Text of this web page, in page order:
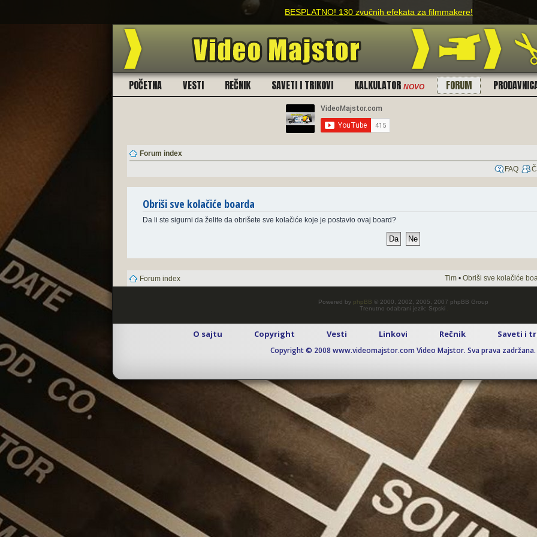
BESPLATNO! 130 zvučnih efekata za filmmakere!
POČETNA VESTI REČNIK SAVETI I TRIKOVI KALKULATOR NOVO FORUM
Forum index
FAQ
Obriši sve kolačiće boarda
Da li ste sigurni da želite da obrišete sve kolačiće koje je postavio ovaj board?
Forum index Tim • Obriši sve kolačiće
Powered by phpBB © 2000, 2002, 2005, 2007 phpBB Group
Trenutno odabrani jezik: Srpski
O sajtu Copyright Vesti Linkovi Rečnik Saveti i
Copyright © 2008 www.videomajstor.com Video Majstor. Sva prava zadržana.